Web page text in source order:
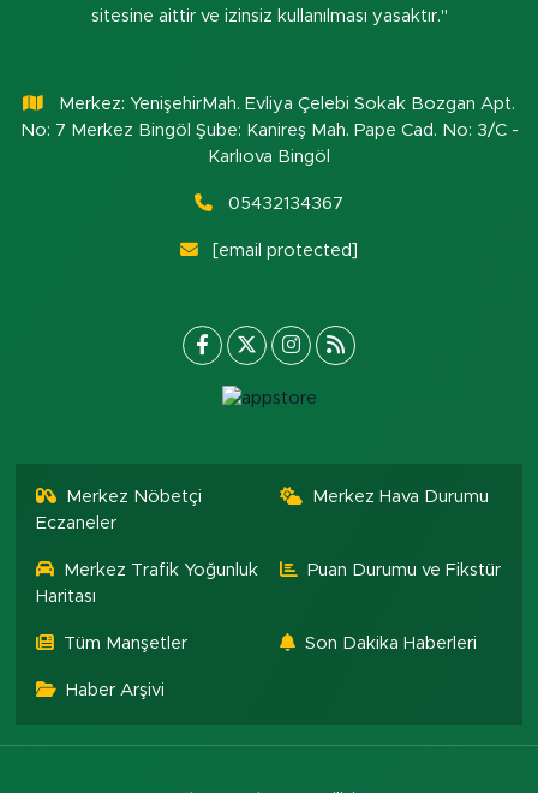
sitesine aittir ve izinsiz kullanılması yasaktır."
Merkez: YenişehirMah. Evliya Çelebi Sokak Bozgan Apt.
No: 7 Merkez Bingöl Şube: Kanireş Mah. Pape Cad. No: 3/C -
Karlıova Bingöl
05432134367
[email protected]
Merkez Nöbetçi
Eczaneler
Merkez Hava Durumu
Merkez Trafik Yoğunluk
Haritası
Puan Durumu ve Fikstür
Tüm Manşetler Son Dakika Haberleri
Haber Arşivi